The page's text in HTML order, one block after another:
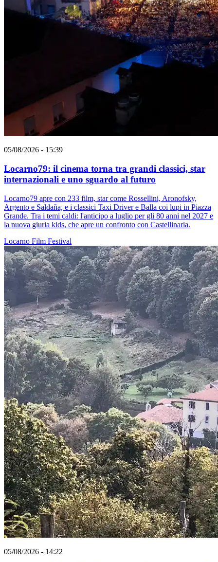
05/08/2026 - 15:39
Locarno79: il cinema torna tra grandi classici, star
internazionali e uno sguardo al futuro
Locarno79 apre con 233 film, star come Rossellini, Aronofsky,
Argento e Saldaña, e i classici Taxi Driver e Balla coi lupi in Piazza
Grande. Tra i temi caldi: l'anticipo a luglio per gli 80 anni nel 2027 e
la nuova giuria kids, che apre un confronto con Castellinaria.
Locarno Film Festival
05/08/2026 - 14:22